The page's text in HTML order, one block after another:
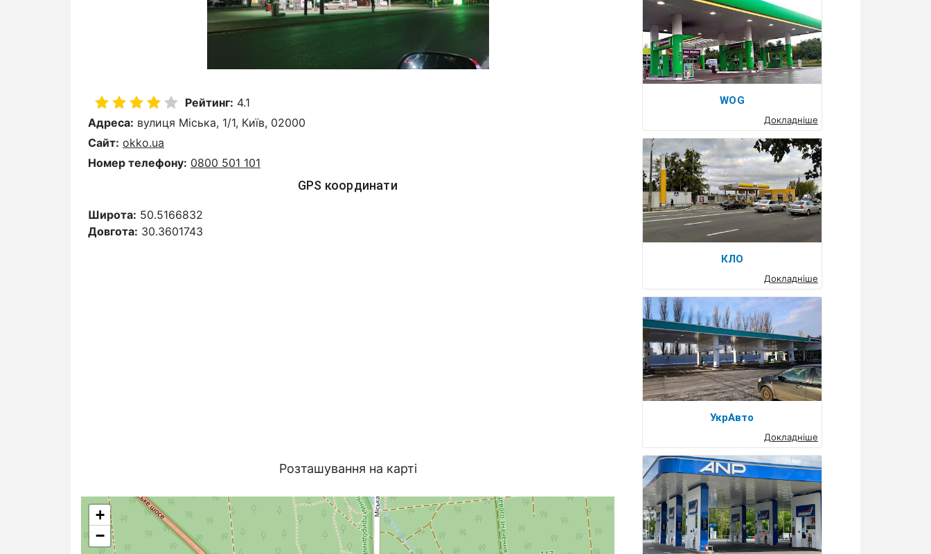
Рейтинг: 4.1
Адреса: вулиця Міська, 1/1, Київ, 02000
Сайт: okko.ua
Номер телефону: 0800 501 101
GPS координати
Широта: 50.5166832
Довгота: 30.3601743
Розташування на карті
+
−
WOG
Докладніше
КЛО
Докладніше
УкрАвто
Докладніше